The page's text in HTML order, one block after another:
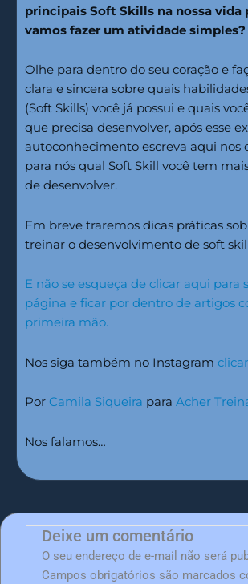
principais Soft Skills na nossa vida
vamos fazer um atividade simples?
Olhe para dentro do seu coração e
clara e sincera sobre quais
(Soft Skills) você já possui e quais
que precisa desenvolver, após esse
autoconhecimento escreva aqui nos
para nós qual Soft Skill você tem
de desenvolver.
Em breve traremos dicas práticas
treinar o desenvolvimento de soft
E não se esqueça de clicar aqui para
página e ficar por dentro de artigos
primeira mão.
Nos siga também no Instagram
Por Camila Siqueira para Acher
Nos falamos…
Deixe um comentário
O seu endereço de e-mail não será
Campos obrigatórios são marcados